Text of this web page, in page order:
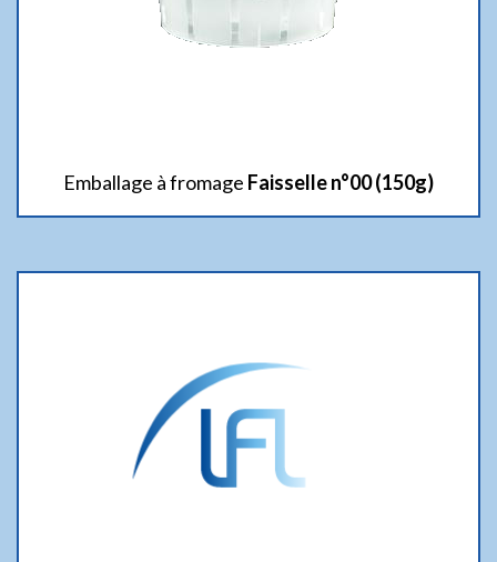
Emballage à fromage Faisselle n°00 (150g)